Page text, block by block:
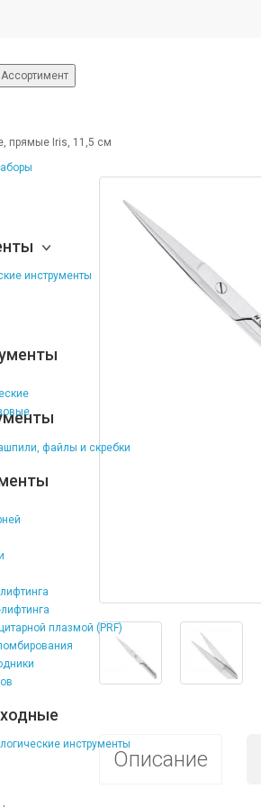
Ассортимент
инструменты
файлы и скребки
плазмой (PRF)
инструменты
прямые Iris, 11,5 см
Описание